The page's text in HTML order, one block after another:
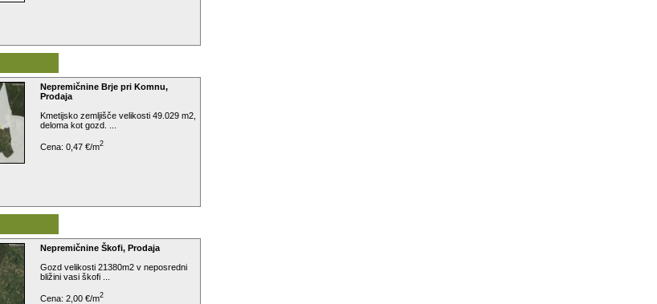
Nepremičnine Brje pri Komnu,
Prodaja
Kmetijsko zemljišče velikosti 49.029 m2,
deloma kot gozd. ...
Cena: 0,47 €/m2
Nepremičnine Škofi, Prodaja
Gozd velikosti 21380m2 v neposredni
bližini vasi škofi ...
Cena: 2,00 €/m2